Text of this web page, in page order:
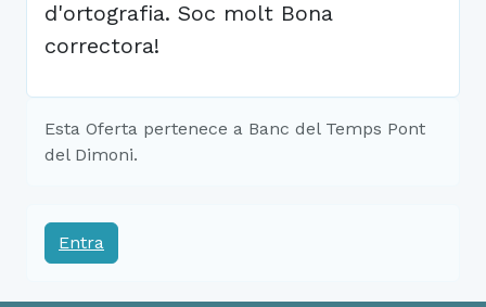
d'ortografia. Soc molt Bona
correctora!
Esta Oferta pertenece a Banc del Temps Pont
del Dimoni.
Entra